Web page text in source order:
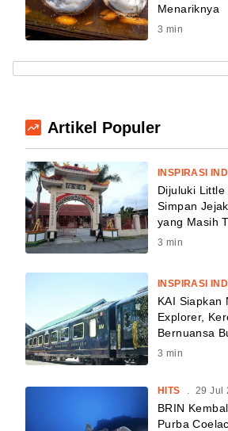
Menariknya
3 min
Artikel Populer
Dijuluki Little
Simpan
yang Masih
3 min
KAI Siapkan
Explorer,
Bernuansa
3 min
HITS 29 Jul
BRIN
Purba